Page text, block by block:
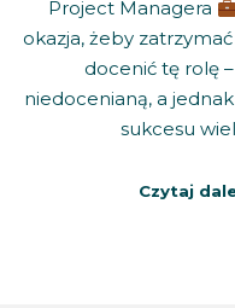
Project Managera
okazja, żeby
docenić tę rolę
niedocenianą, a
sukcesu
Czytaj